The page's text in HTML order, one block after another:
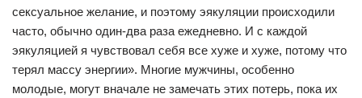
сексуальное желание, и поэтому эякуляции происходили
часто, обычно один-два раза ежедневно. И с каждой
эякуляцией я чувствовал себя все хуже и хуже, потому что
терял массу энергии». Многие мужчины, особенно
молодые, могут вначале не замечать этих потерь, пока их